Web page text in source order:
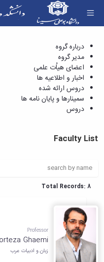
دانشکده
درباره
دانشکده
تاریخچه
ریاست
دانشکده
آلبوم
اطلاعات
تماس
دانشکده
معاونت
آموزشی
معاونت
تحصیلات
تکمیلی
نشریات
اعضای هیاُت علمی -
درباره گروه
مدیر گروه
اعضای هیاُت علمی
اخبار و اطلاعیه ها
دروس ارائه شده
سمینارها و پایان نامه ها
دروس
Faculty List
Total Records: 8
Professor
Ghaemi
زبان و ادبیات عرب